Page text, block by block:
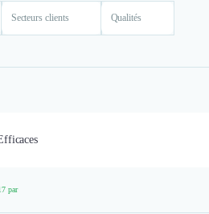
Secteurs clients Qualités
par